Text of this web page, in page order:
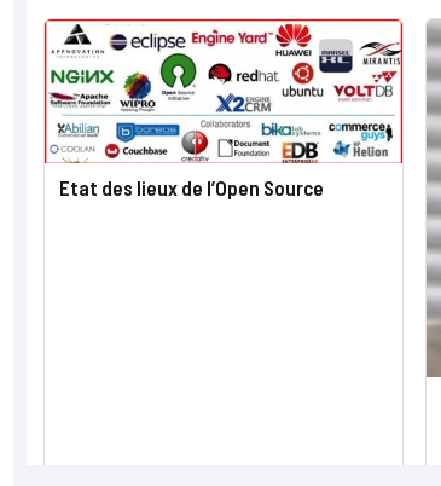
Etat des lieux de l’Open Source